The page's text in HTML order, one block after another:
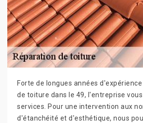
Forte de longues années
de toiture dans le 49, l'entreprise
services. Pour une intervention aux
d'étanchéité et d'esthétique, nous